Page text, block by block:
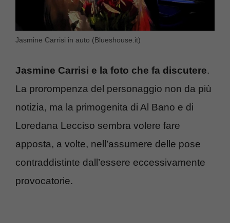
Jasmine Carrisi in auto (Blueshouse.it)
Jasmine Carrisi e la foto che fa discutere.
La prorompenza del personaggio non da più
notizia, ma la primogenita di Al Bano e di
Loredana Lecciso sembra volere fare
apposta, a volte, nell’assumere delle pose
contraddistinte dall’essere eccessivamente
provocatorie.